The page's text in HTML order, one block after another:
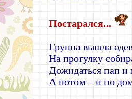
Постарался...
Группа вышла
На прогулку
Дожидаться пап и
А потом – и по